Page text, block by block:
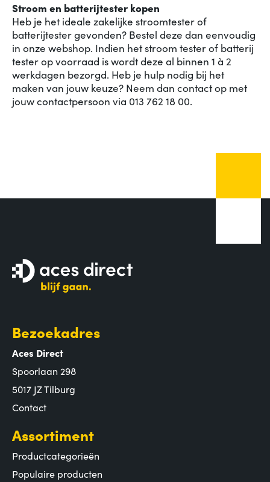
Stroom en batterijtester kopen
Heb je het ideale zakelijke stroomtester of
batterijtester gevonden? Bestel deze dan eenvoudig
in onze webshop. Indien het stroom tester of batterij
tester op voorraad is wordt deze al binnen 1 à 2
werkdagen bezorgd. Heb je hulp nodig bij het
maken van jouw keuze? Neem dan contact op met
jouw contactpersoon via 013 762 18 00.
Bezoekadres
Aces Direct
Spoorlaan 298
5017 JZ Tilburg
Contact
Assortiment
Productcategorieën
Populaire producten